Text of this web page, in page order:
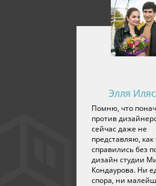
Элля
Помню, что
против
сейчас даже не
представляю,
справились без
дизайн студии
Кондаурова. Ни
спора, ни